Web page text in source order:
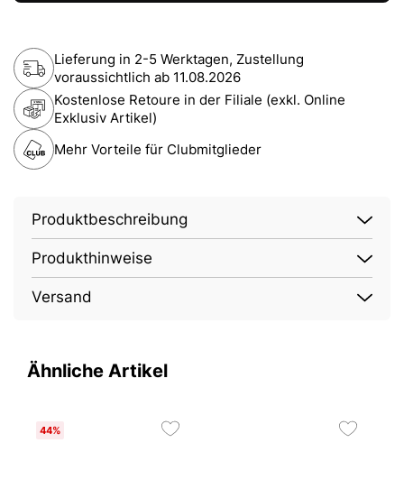
Lieferung in 2-5 Werktagen, Zustellung
voraussichtlich ab 11.08.2026
Kostenlose Retoure in der Filiale (exkl. Online
Exklusiv Artikel)
Mehr Vorteile für Clubmitglieder
Produktbeschreibung
Produkthinweise
Versand
Ähnliche Artikel
44%